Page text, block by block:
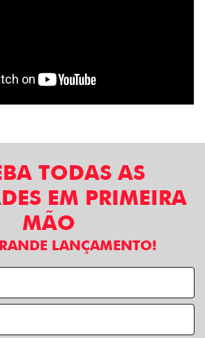
TODAS AS
EM PRIMEIRA
MÃO
LANÇAMENTO!